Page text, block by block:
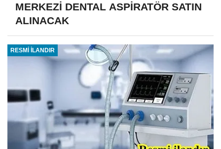
MERKEZİ DENTAL ASPİRATÖR SATIN
ALINACAK
RESMİ İLANDIR